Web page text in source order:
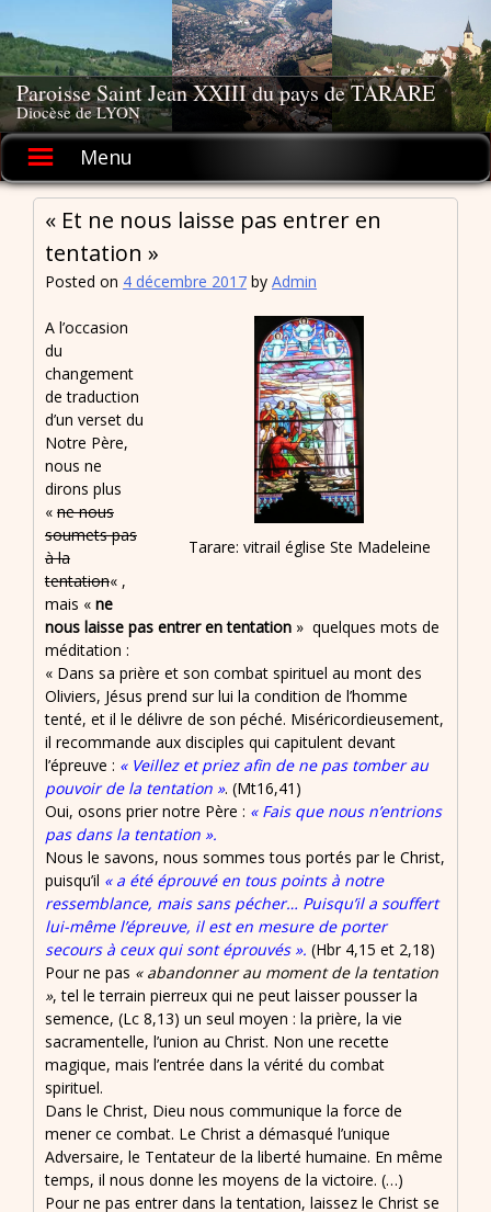
to
content
Paroisse Saint Jean XXIII du pays de TARARE
Diocèse de LYON
Menu
« Et ne nous laisse pas entrer en
tentation »
Posted on 4 décembre 2017 by Admin
Tarare: vitrail église Ste Madeleine
A l’occasion
du
changement
de traduction
d’un verset du
Notre Père,
nous ne
dirons plus
« ne nous
soumets pas
à la
tentation« ,
mais « ne
nous laisse pas entrer en tentation » quelques mots de
méditation :
« Dans sa prière et son combat spirituel au mont des
Oliviers, Jésus prend sur lui la condition de l’homme
tenté, et il le délivre de son péché. Miséricordieusement,
il recommande aux disciples qui capitulent devant
l’épreuve : « Veillez et priez afin de ne pas tomber au
pouvoir de la tentation ». (Mt16,41)
Oui, osons prier notre Père : « Fais que nous n’entrions
pas dans la tentation ».
Nous le savons, nous sommes tous portés par le Christ,
puisqu’il « a été éprouvé en tous points à notre
ressemblance, mais sans pécher… Puisqu’il a souffert
lui-même l’épreuve, il est en mesure de porter
secours à ceux qui sont éprouvés ». (Hbr 4,15 et 2,18)
Pour ne pas « abandonner au moment de la tentation
», tel le terrain pierreux qui ne peut laisser pousser la
semence, (Lc 8,13) un seul moyen : la prière, la vie
sacramentelle, l’union au Christ. Non une recette
magique, mais l’entrée dans la vérité du combat
spirituel.
Dans le Christ, Dieu nous communique la force de
mener ce combat. Le Christ a démasqué l’unique
Adversaire, le Tentateur de la liberté humaine. En même
temps, il nous donne les moyens de la victoire. (…)
Pour ne pas entrer dans la tentation, laissez le Christ se